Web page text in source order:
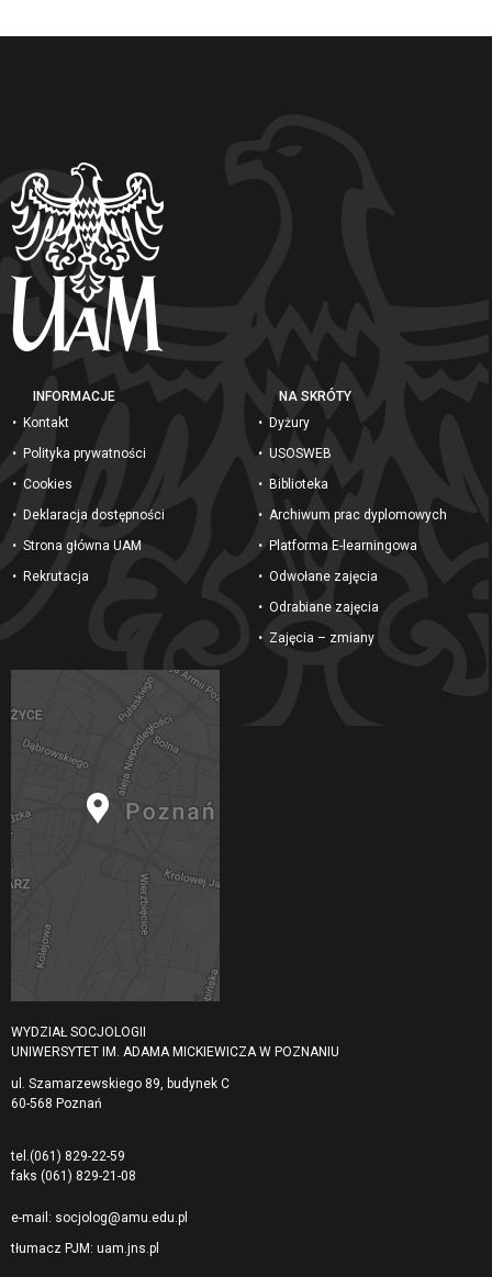
INFORMACJE
Kontakt
Polityka prywatności
Cookies
Deklaracja dostępności
Strona główna UAM
Rekrutacja
NA SKRÓTY
Dyżury
USOSWEB
Biblioteka
Archiwum prac dyplomowych
Platforma E-learningowa
Odwołane zajęcia
Odrabiane zajęcia
Zajęcia – zmiany
WYDZIAŁ SOCJOLOGII
UNIWERSYTET IM. ADAMA MICKIEWICZA W POZNANIU
ul. Szamarzewskiego 89, budynek C
60-568 Poznań
tel. (061) 829-22-59
faks (061) 829-21-08
e-mail: socjolog@amu.edu.pl
tłumacz PJM: uam.jns.pl